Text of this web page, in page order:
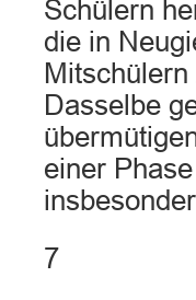
Schülern
die in
Dasselbe
einer
7